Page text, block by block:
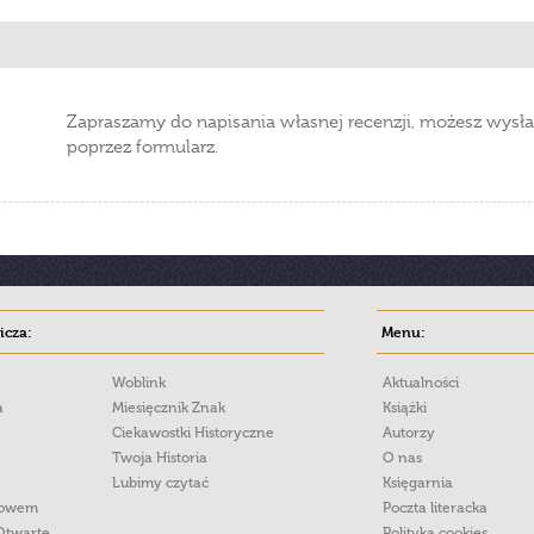
Zapraszamy do napisania własnej recenzji, możesz
poprzez formularz.
Woblink
Miesięcznik Znak
Ciekawostki Historyczne
Twoja Historia
Lubimy czytać
Menu:
Aktualności
Książki
Autorzy
O nas
Księgarnia
Poczta literacka